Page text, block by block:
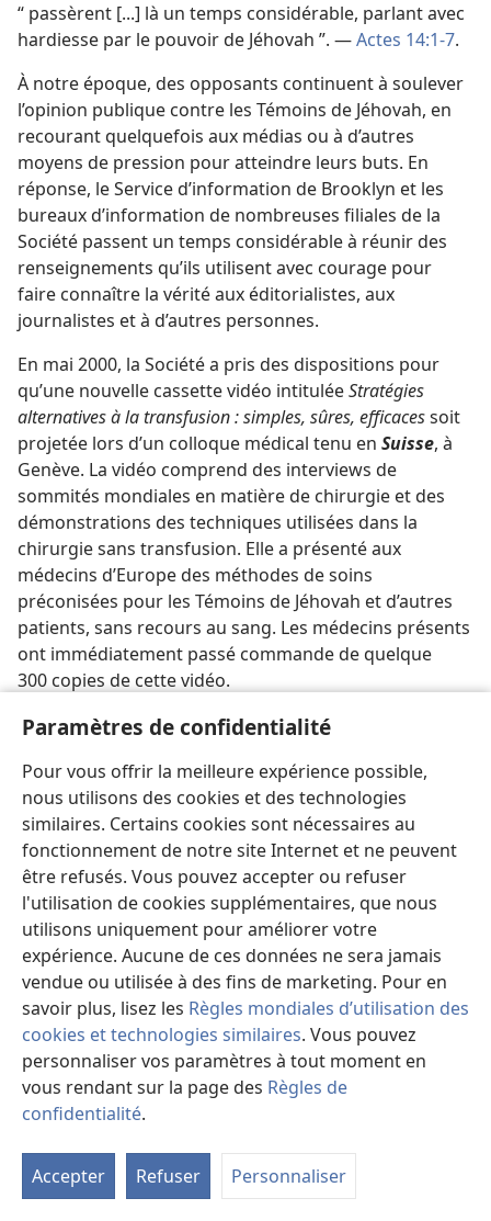
Paramètres de confidentialité
Pour vous offrir la meilleure expérience possible,
nous utilisons des cookies et des technologies
similaires. Certains cookies sont nécessaires au
fonctionnement de notre site Internet et ne peuvent
être refusés. Vous pouvez accepter ou refuser
l'utilisation de cookies supplémentaires, que nous
utilisons uniquement pour améliorer votre
expérience. Aucune de ces données ne sera jamais
vendue ou utilisée à des fins de marketing. Pour en
savoir plus, lisez les Règles mondiales d’utilisation des
cookies et technologies similaires. Vous pouvez
personnaliser vos paramètres à tout moment en
vous rendant sur la page des Règles de
confidentialité.
Accepter Refuser Personnaliser
“ passèrent [...] là un temps considérable, parlant avec
hardiesse par le pouvoir de Jéhovah ”. —Actes 14:1-7.
À notre époque, des opposants continuent à soulever
l’opinion publique contre les Témoins de Jéhovah, en
recourant quelquefois aux médias ou à d’autres
moyens de pression pour atteindre leurs buts. En
réponse, le Service d’information de Brooklyn et les
bureaux d’information de nombreuses filiales de la
Société passent un temps considérable à réunir des
renseignements qu’ils utilisent avec courage pour
faire connaître la vérité aux éditorialistes, aux
journalistes et à d’autres personnes.
En mai 2000, la Société a pris des dispositions pour
qu’une nouvelle cassette vidéo intituléeStratégies
alternatives à la transfusion : simples, sûres, efficacessoit
projetée lors d’un colloque médical tenu en Suisse, à
Genève. La vidéo comprend des interviews de
sommités mondiales en matière de chirurgie et des
démonstrations des techniques utilisées dans la
chirurgie sans transfusion. Elle a présenté aux
médecins d’Europe des méthodes de soins
préconisées pour les Témoins de Jéhovah et d’autres
patients, sans recours au sang. Les médecins présents
ont immédiatement passé commande de quelque
300 copies de cette vidéo.
EnBelgique, on a organisé une exposition retraçant
traductions de la Bible. L’exposition présentait le travail
des premiers traducteurs et imprimeurs, tel William
Tyndale, et mettait l’accent sur les obstacles auxquels
ils ont été confrontés pour rendre la Bible accessible
au public. Au nombre des visiteurs figuraient des
étudiants de 13 écoles.
Plus de 70 000 personnes ont visité l’exposition
itinéranteLes triangles violets organisée auBrésil
l’année dernière. Les Témoins de Jéhovah espèrent
que, tout comme dans l’Iconium antique, de
nombreuses personnes garderont l’esprit ouvert sans
se laisser influencer par ceux qui déforment les faits,
et qu’elles sauront faire preuve de bon jugement
On ‘ fait reconnaître la bonne nouvelle en justice ’